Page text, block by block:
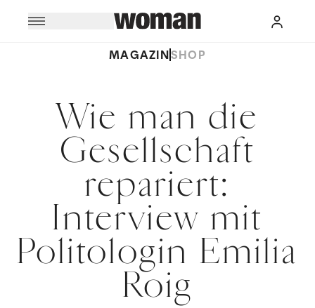
MAGAZINSHOP
Wie man die
Gesellschaft
repariert:
Interview mit
Politologin Emilia
Roig